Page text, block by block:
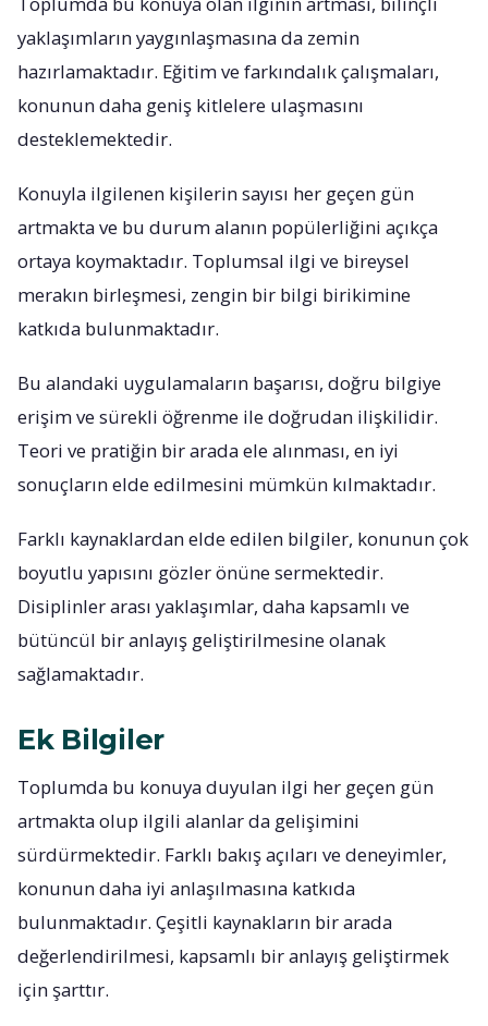
yaklaşımların yaygınlaşmasına da zemin
hazırlamaktadır. Eğitim ve farkındalık çalışmaları,
konunun daha geniş kitlelere ulaşmasını
desteklemektedir.
Konuyla ilgilenen kişilerin sayısı her geçen gün
artmakta ve bu durum alanın popülerliğini açıkça
ortaya koymaktadır. Toplumsal ilgi ve bireysel
merakın birleşmesi, zengin bir bilgi birikimine
katkıda bulunmaktadır.
Bu alandaki uygulamaların başarısı, doğru bilgiye
erişim ve sürekli öğrenme ile doğrudan ilişkilidir.
Teori ve pratiğin bir arada ele alınması, en iyi
sonuçların elde edilmesini mümkün kılmaktadır.
Farklı kaynaklardan elde edilen bilgiler, konunun çok
boyutlu yapısını gözler önüne sermektedir.
Disiplinler arası yaklaşımlar, daha kapsamlı ve
bütüncül bir anlayış geliştirilmesine olanak
sağlamaktadır.
Ek Bilgiler
Toplumda bu konuya duyulan ilgi her geçen gün
artmakta olup ilgili alanlar da gelişimini
sürdürmektedir. Farklı bakış açıları ve deneyimler,
konunun daha iyi anlaşılmasına katkıda
bulunmaktadır. Çeşitli kaynakların bir arada
değerlendirilmesi, kapsamlı bir anlayış geliştirmek
için şarttır.